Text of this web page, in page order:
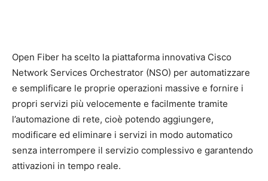
Open Fiber ha scelto la piattaforma innovativa Cisco
Network Services Orchestrator (NSO) per automatizzare
e semplificare le proprie operazioni massive e fornire i
propri servizi più velocemente e facilmente tramite
l’automazione di rete, cioè potendo aggiungere,
modificare ed eliminare i servizi in modo automatico
senza interrompere il servizio complessivo e garantendo
attivazioni in tempo reale.